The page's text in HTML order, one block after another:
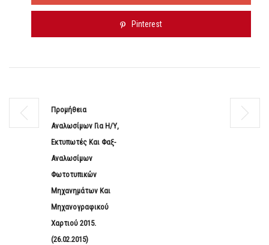
Pinterest
Προμήθεια
Αναλωσίμων Για Η/Υ,
Εκτυπωτές Και Φαξ-
Αναλωσίμων
Φωτοτυπικών
Μηχανημάτων Και
Μηχανογραφικού
Χαρτιού 2015.
(26.02.2015)